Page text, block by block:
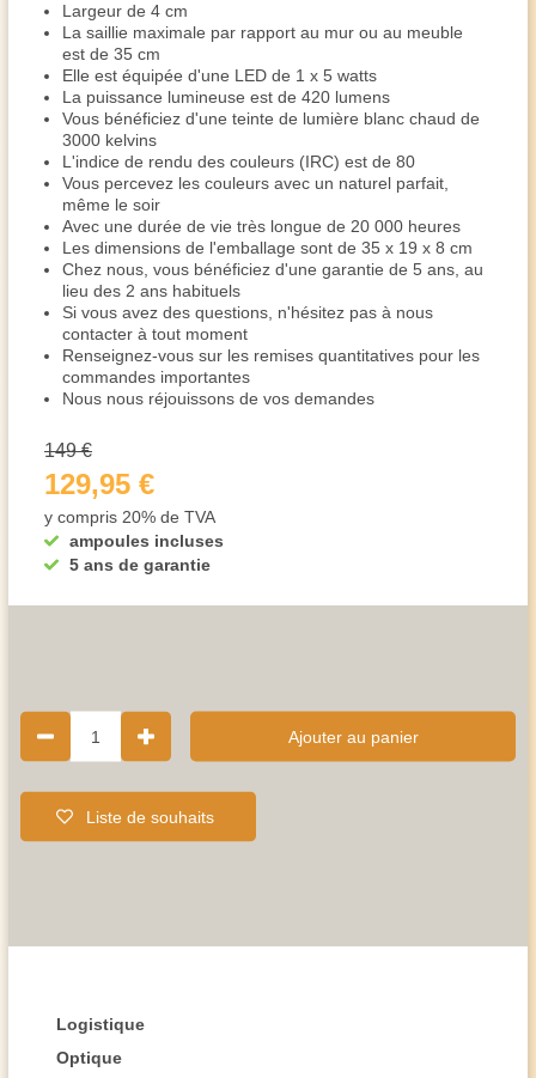
Largeur de 4 cm
La saillie maximale par rapport au mur ou au meuble
est de 35 cm
Elle est équipée d'une LED de 1 x 5 watts
La puissance lumineuse est de 420 lumens
Vous bénéficiez d'une teinte de lumière blanc chaud de
3000 kelvins
L'indice de rendu des couleurs (IRC) est de 80
Vous percevez les couleurs avec un naturel parfait,
même le soir
Avec une durée de vie très longue de 20 000 heures
Les dimensions de l'emballage sont de 35 x 19 x 8 cm
Chez nous, vous bénéficiez d'une garantie de 5 ans, au
lieu des 2 ans habituels
Si vous avez des questions, n'hésitez pas à nous
contacter à tout moment
Renseignez-vous sur les remises quantitatives pour les
commandes importantes
Nous nous réjouissons de vos demandes
ampoules incluses
5 ans de garantie
149 €
129,95 €
y compris 20% de TVA
1 Ajouter au panier
Liste de souhaits
Logistique
Optique